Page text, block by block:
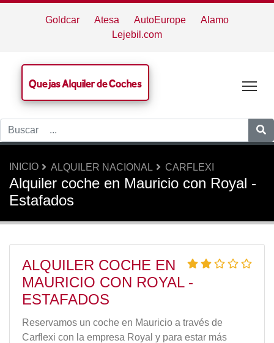
Goldcar Atesa AutoEurope
Alamo
Lejebil.com
Quejas Alquiler de Coches
INICIO ALQUILER NACIONAL CARFLEXI
Alquiler coche en Mauricio con Royal -
Estafados
ALQUILER COCHE EN
MAURICIO CON ROYAL -
ESTAFADOS
Reservamos un coche en Mauricio a través de
Carflexi con la empresa Royal y para estar más